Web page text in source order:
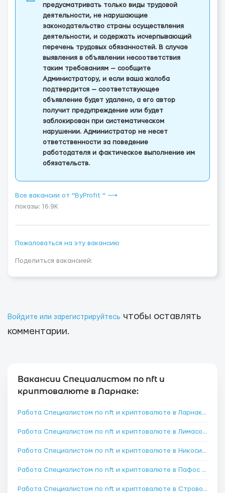
предусматривать только виды трудовой
деятельности, не нарушающие
законодательство страны осуществления
деятельности, и содержать исчерпывающий
перечень трудовых обязанностей. В случае
выявления в объявлении несоответствия
таким требованиям — сообщите
Администратору, и если ваша жалоба
подтвердится — соответствующее
объявление будет удалено, а его автор
получит предупреждение или будет
заблокирован при систематическом
нарушении. Администратор не несет
ответственности за поведение
работодателя и фактическое выполнение им
обязательств.
Все вакансии от "ByProfit " ⟶
показы: 16.9K
Пожаловаться на эту вакансию
Поделиться вакансией:
Войдите или зарегистрируйтесь чтобы оставлять
комментарии.
Вакансии Специалистом по nft и
криптовалюте в Ларнаке:
Работа Специалистом по nft и криптовалюте в Ларнака
Работа Специалистом по nft и криптовалюте в Лимасол
Работа Специалистом по nft и криптовалюте в Никосия
Работа Специалистом по nft и криптовалюте в Пафос→
Работа Специалистом по nft и криптовалюте в Строволос